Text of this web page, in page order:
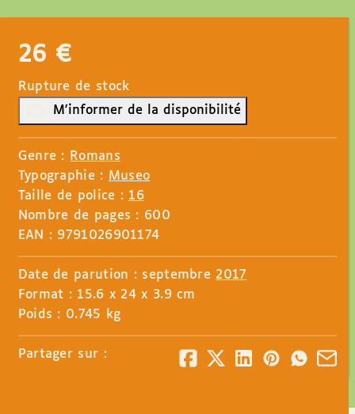
26 €
Rupture de stock
M'informer de la disponibilité
Genre : Romans
Typographie : Museo
Taille de police : 16
Nombre de pages : 600
EAN : 9791026901174
Date de parution : septembre 2017
Format : 15.6 x 24 x 3.9 cm
Poids : 0.745 kg
Partager sur :